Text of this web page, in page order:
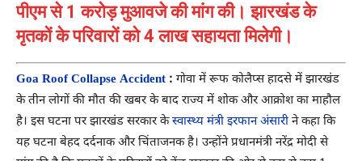
पीएम से 1 करोड़ मुआवजे की मांग की। झारखंड के
मृतकों के परिवारों को 4 लाख सहायता मिलेगी।
Goa Roof Collapse Accident : गोवा में रूफ कोलैप्स हादसे में झारखंड
के तीन लोगों की मौत की खबर के बाद राज्य में शोक और आक्रोश का माहौल
है। इस घटना पर झारखंड सरकार केस्वास्थ्य मंत्री इरफान अंसारीने कहा कि
यह घटना बेहद दर्दनाक और चिंताजनक है। उन्होंने प्रधानमंत्री नरेंद्र मोदी से